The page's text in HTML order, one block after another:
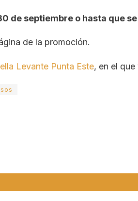
de septiembre o hasta que
de la promoción.
Levante Punta Este, en el